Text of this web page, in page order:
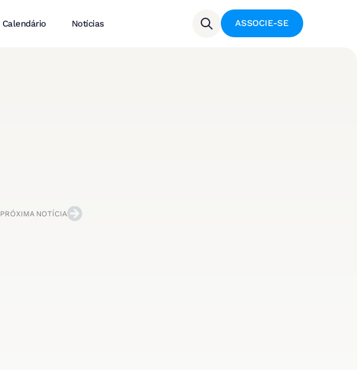
Calendário Notícias ASSOCIE-SE
PRÓXIMA NOTÍCIA